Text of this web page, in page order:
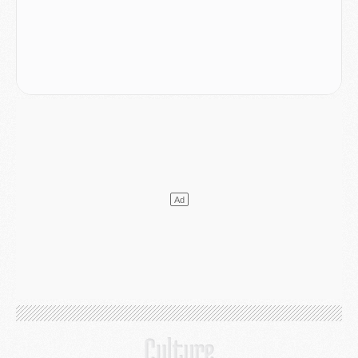
Club- Déguisements, shopping, double scouting, Luis Campos dévoile ses méthodes
- Enfin une avancée dans le transfert d'Akliouche